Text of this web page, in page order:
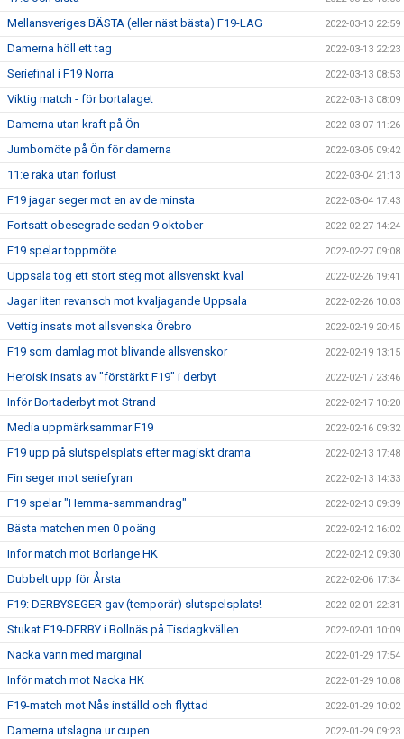
Mellansveriges BÄSTA (eller näst bästa) F19-LAG 2022-03-13 22:59
Damerna höll ett tag 2022-03-13 22:23
Seriefinal i F19 Norra 2022-03-13 08:53
Viktig match - för bortalaget 2022-03-13 08:09
Damerna utan kraft på Ön 2022-03-07 11:26
Jumbomöte på Ön för damerna 2022-03-05 09:42
11:e raka utan förlust 2022-03-04 21:13
F19 jagar seger mot en av de minsta 2022-03-04 17:43
Fortsatt obesegrade sedan 9 oktober 2022-02-27 14:24
F19 spelar toppmöte 2022-02-27 09:08
Uppsala tog ett stort steg mot allsvenskt kval 2022-02-26 19:41
Jagar liten revansch mot kvaljagande Uppsala 2022-02-26 10:03
Vettig insats mot allsvenska Örebro 2022-02-19 20:45
F19 som damlag mot blivande allsvenskor 2022-02-19 13:15
Heroisk insats av "förstärkt F19" i derbyt 2022-02-17 23:46
Inför Bortaderbyt mot Strand 2022-02-17 10:20
Media uppmärksammar F19 2022-02-16 09:32
F19 upp på slutspelsplats efter magiskt drama 2022-02-13 17:48
Fin seger mot seriefyran 2022-02-13 14:33
F19 spelar "Hemma-sammandrag" 2022-02-13 09:39
Bästa matchen men 0 poäng 2022-02-12 16:02
Inför match mot Borlänge HK 2022-02-12 09:30
Dubbelt upp för Årsta 2022-02-06 17:34
F19: DERBYSEGER gav (temporär) slutspelsplats! 2022-02-01 22:31
Stukat F19-DERBY i Bollnäs på Tisdagkvällen 2022-02-01 10:09
Nacka vann med marginal 2022-01-29 17:54
Inför match mot Nacka HK 2022-01-29 10:08
F19-match mot Nås inställd och flyttad 2022-01-29 10:02
Damerna utslagna ur cupen 2022-01-29 09:23